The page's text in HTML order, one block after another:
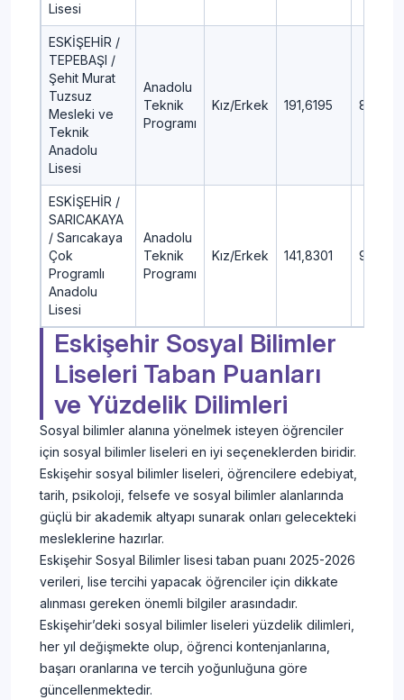
Lisesi
ESKİŞEHİR /
TEPEBAŞI /
Şehit Murat
Tuzsuz
Mesleki ve
Teknik
Anadolu
Lisesi
Anadolu
Teknik
Programı
Kız/Erkek 191,6195 81,51
ESKİŞEHİR /
SARICAKAYA
/ Sarıcakaya
Çok
Programlı
Anadolu
Lisesi
Anadolu
Teknik
Programı
Kız/Erkek 141,8301 92,45
Eskişehir Sosyal Bilimler
Liseleri Taban Puanları
ve Yüzdelik Dilimleri
Sosyal bilimler alanına yönelmek isteyen öğrenciler
için sosyal bilimler liseleri en iyi seçeneklerden biridir.
Eskişehir sosyal bilimler liseleri, öğrencilere edebiyat,
tarih, psikoloji, felsefe ve sosyal bilimler alanlarında
güçlü bir akademik altyapı sunarak onları gelecekteki
mesleklerine hazırlar.
Eskişehir Sosyal Bilimler lisesi taban puanı 2025-2026
verileri, lise tercihi yapacak öğrenciler için dikkate
alınması gereken önemli bilgiler arasındadır.
Eskişehir’deki sosyal bilimler liseleri yüzdelik dilimleri,
her yıl değişmekte olup, öğrenci kontenjanlarına,
başarı oranlarına ve tercih yoğunluğuna göre
güncellenmektedir.